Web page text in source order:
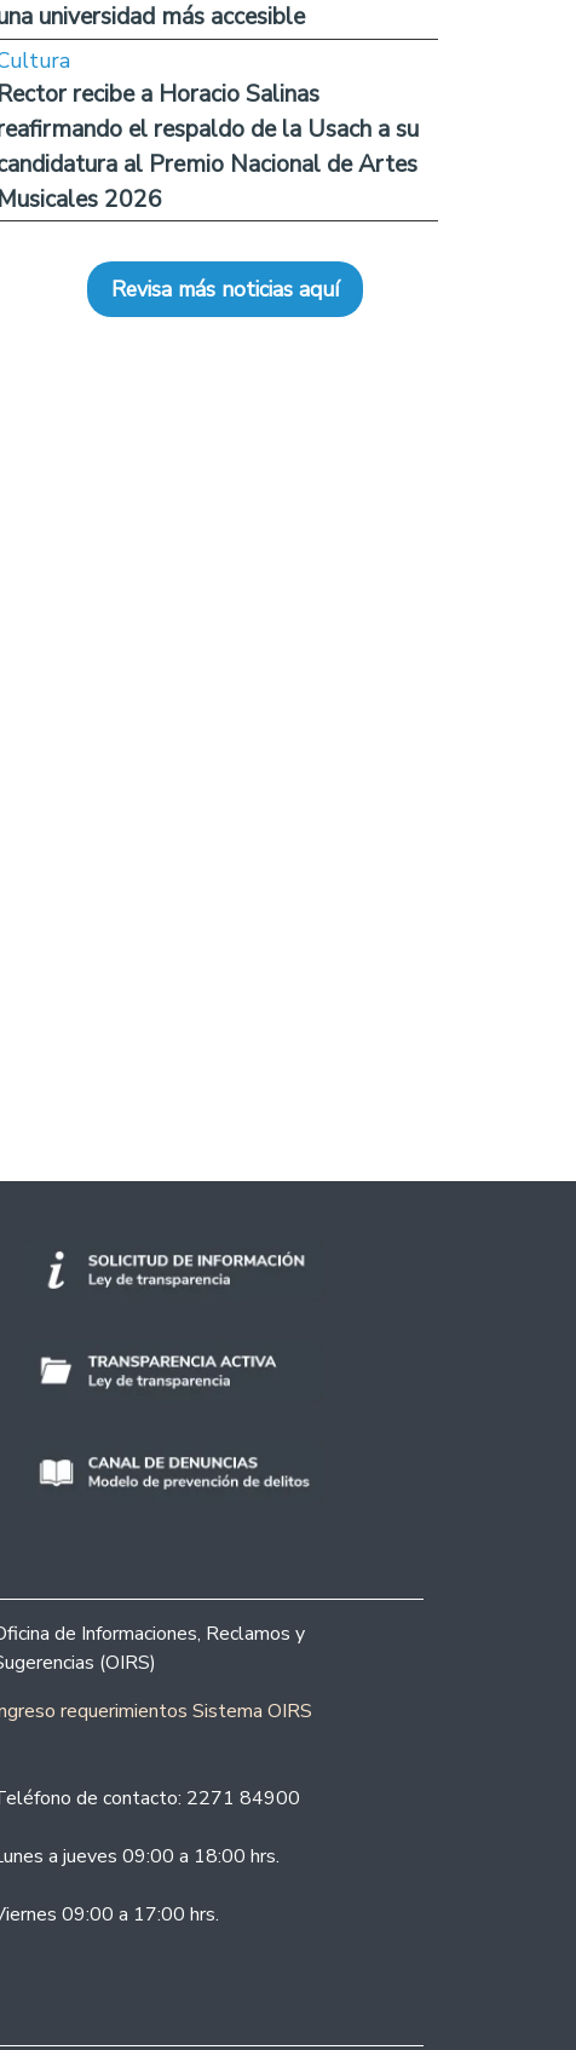
universidad más accesible
Rector recibe a Horacio Salinas
el respaldo de la Usach a su
al Premio Nacional de Artes
Musicales 2026
Revisa más noticias aquí
de Informaciones, Reclamos y
(OIRS)
requerimientos Sistema OIRS
de contacto: 2271 84900
a jueves 09:00 a 18:00 hrs.
09:00 a 17:00 hrs.